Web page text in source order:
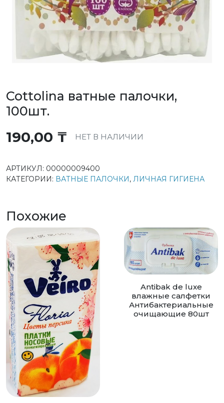
Cottolina ватные палочки,
100шт.
190,00 ₸ НЕТ В НАЛИЧИИ
АРТИКУЛ: 00000009400
КАТЕГОРИИ: ВАТНЫЕ ПАЛОЧКИ, ЛИЧНАЯ ГИГИЕНА
Похожие
Antibak de luxe
влажные салфетки
Антибактериальные
очищающие 80шт